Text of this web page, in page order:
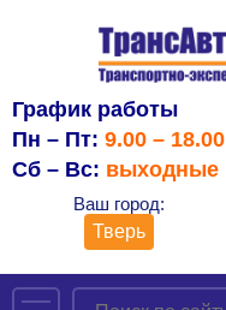
График работы
Пн – Пт: 9.00 – 18.00
Сб – Вс: выходные
Ваш город:
Тверь